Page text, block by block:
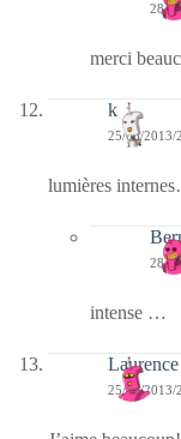
28/
merci
k
25/06/2013/
lumières
28/
intense …
25/06/2013/